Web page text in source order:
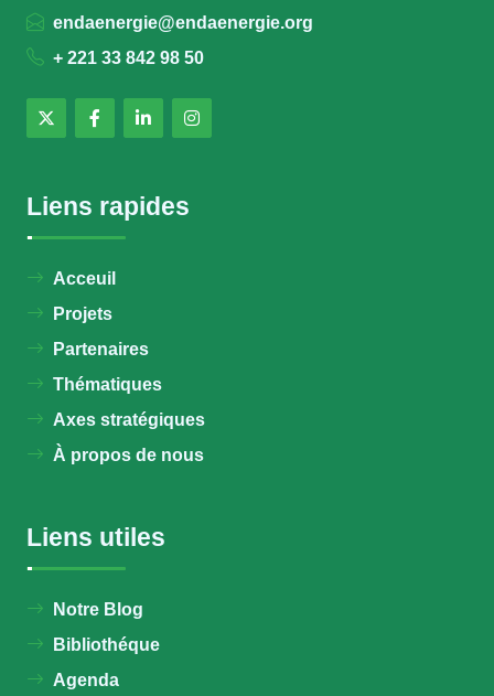
endaenergie@endaenergie.org
+ 221 33 842 98 50
Liens rapides
Acceuil
Projets
Partenaires
Thématiques
Axes stratégiques
À propos de nous
Liens utiles
Notre Blog
Bibliothéque
Agenda